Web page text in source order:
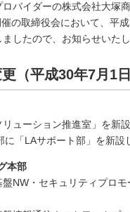
ロバイダーの株式会社大
の取締役会において、平
したので、お知らせいたし
（平成30年7月1日
リューション推進室」を新設
に「LAサポート部」を新設
本部
盤NW・セキュリティプロ